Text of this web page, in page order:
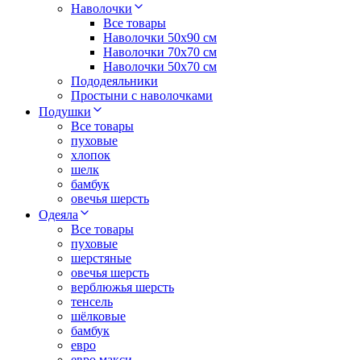
Наволочки
Все товары
Наволочки 50x90 см
Наволочки 70x70 cм
Наволочки 50х70 см
Пододеяльники
Простыни с наволочками
Подушки
Все товары
пуховые
хлопок
шелк
бамбук
овечья шерсть
Одеяла
Все товары
пуховые
шерстяные
овечья шерсть
верблюжья шерсть
тенсель
шёлковые
бамбук
евро